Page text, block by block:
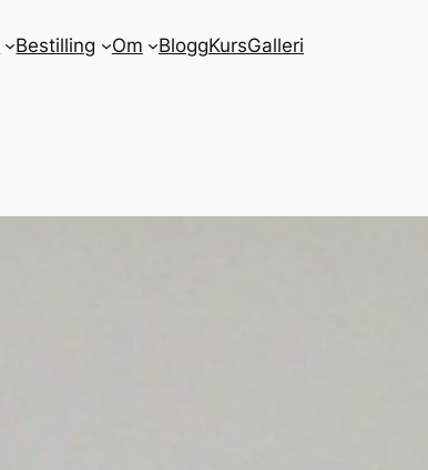
Bestilling Om BloggKursGalleri